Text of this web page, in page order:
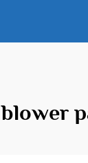
blower